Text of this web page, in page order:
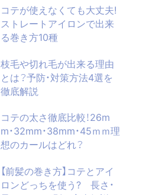
コテが使えなくても大丈夫!
ストレートアイロンで出来
る巻き方10種
枝毛や切れ毛が出来る理由
とは？予防・対策方法4選を
徹底解説
コテの太さ徹底比較！26m
m・32mm・38mm・45ｍｍ理
想のカールはどれ？
【前髪の巻き方】コテとアイ
ロンどっちを使う? 長さ・
EN